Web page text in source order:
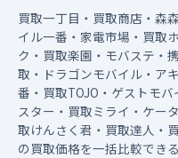
買取一丁目・買取商店・森
イル一番・家電市場・買取
ク・買取楽園・モバステ・
取・ドラゴンモバイル・ア
番・買取TOJO・ゲストモ
スター・買取ミライ・ケー
取けんさく君・買取達人・
の買取価格を一括比較でき